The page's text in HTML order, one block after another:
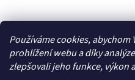
Používáme cookies,
prohlížení webu a díky
zlepšovali jeho funkce, výkon